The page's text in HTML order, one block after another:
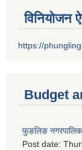
विनियोजन
https://
Budget
फुङलिङ
Post date: